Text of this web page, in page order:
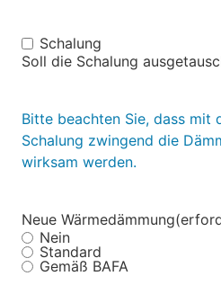
Schalung
Schalung
Soll die Schalung
Bitte beachten Sie, dass mit
Schalung zwingend die
wirksam werden.
Neue Wärmedämmung
Nein
Standard
Gemäß BAFA